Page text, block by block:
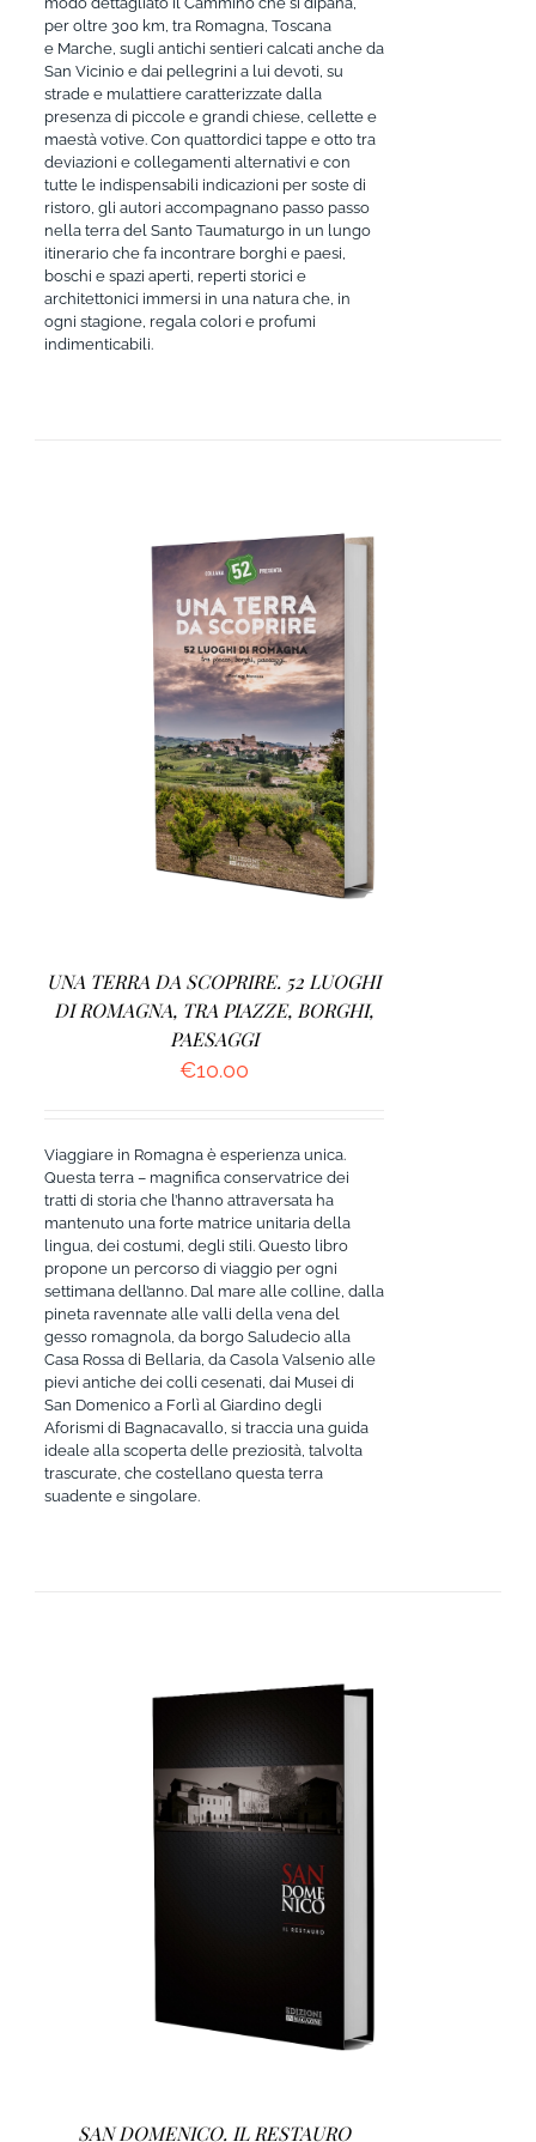
per oltre 300 km, tra Romagna, Toscana
e Marche, sugli antichi sentieri calcati anche da
San Vicinio e dai pellegrini a lui devoti, su
strade e mulattiere caratterizzate dalla
presenza di piccole e grandi chiese, cellette e
maestà votive. Con quattordici tappe e otto tra
deviazioni e collegamenti alternativi e con
tutte le indispensabili indicazioni per soste di
ristoro, gli autori accompagnano passo passo
nella terra del Santo Taumaturgo in un lungo
itinerario che fa incontrare borghi e paesi,
boschi e spazi aperti, reperti storici e
architettonici immersi in una natura che, in
ogni stagione, regala colori e profumi
indimenticabili.
AGGIUNGI AL CARRELLO /
UNA TERRA DA SCOPRIRE. 52 LUOGHI
DI ROMAGNA, TRA PIAZZE, BORGHI,
PAESAGGI
€10.00
Viaggiare in Romagna è esperienza unica.
Questa terra – magnifica conservatrice dei
tratti di storia che l’hanno attraversata ha
mantenuto una forte matrice unitaria della
lingua, dei costumi, degli stili. Questo libro
propone un percorso di viaggio per ogni
settimana dell’anno. Dal mare alle colline, dalla
pineta ravennate alle valli della vena del
gesso romagnola, da borgo Saludecio alla
Casa Rossa di Bellaria, da Casola Valsenio alle
pievi antiche dei colli cesenati, dai Musei di
San Domenico a Forlì al Giardino degli
Aforismi di Bagnacavallo, si traccia una guida
ideale alla scoperta delle preziosità, talvolta
trascurate, che costellano questa terra
suadente e singolare.
AGGIUNGI AL CARRELLO /
SAN DOMENICO. IL RESTAURO